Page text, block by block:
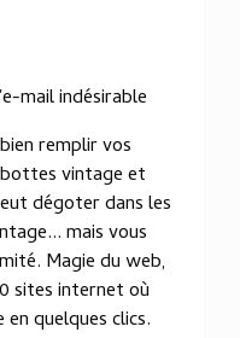
mail indésirable
remplir vos
vintage et
dégoter dans les
mais vous
Magie du web,
sites internet où
quelques clics.